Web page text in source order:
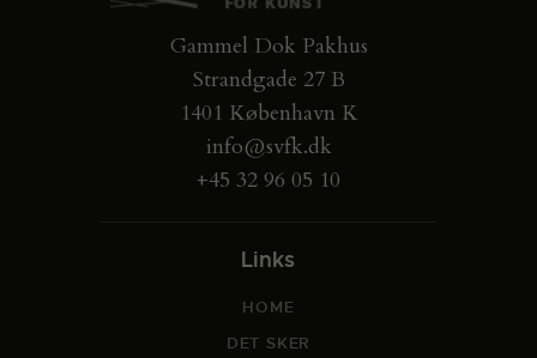
Gammel Dok Pakhus
Strandgade 27 B
1401 København K
info@svfk.dk
+45 32 96 05 10
Links
HOME
DET SKER